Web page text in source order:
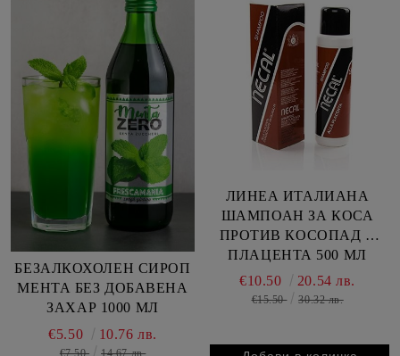
БЕЗАЛКОХОЛEН СИРОП
МЕНТА БЕЗ ДОБАВЕНА
ЗАХАР 1000 МЛ
€5.50
10.76 лв.
ЛИНЕА ИТАЛИАНА
ШАМПОАН ЗА КОСА
ПРОТИВ КОСОПАД С
ПЛАЦЕНТА 500 МЛ
€10.50
20.54 лв.
€15.50 30.32 лв.